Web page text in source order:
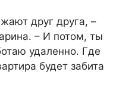
друг друга, –
– И потом, ты
удаленно. Где
будет забита